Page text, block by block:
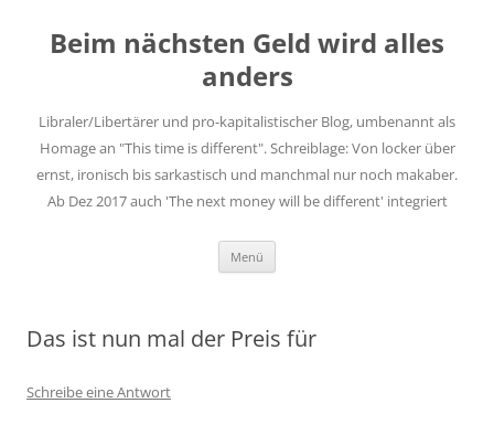
springen
Beim nächsten Geld wird alles
anders
Libraler/Libertärer und pro-kapitalistischer Blog, umbenannt als
Homage an "This time is different". Schreiblage: Von locker über
ernst, ironisch bis sarkastisch und manchmal nur noch makaber.
Ab Dez 2017 auch 'The next money will be different' integriert
Menü
Das ist nun mal der Preis für
Schreibe eine Antwort